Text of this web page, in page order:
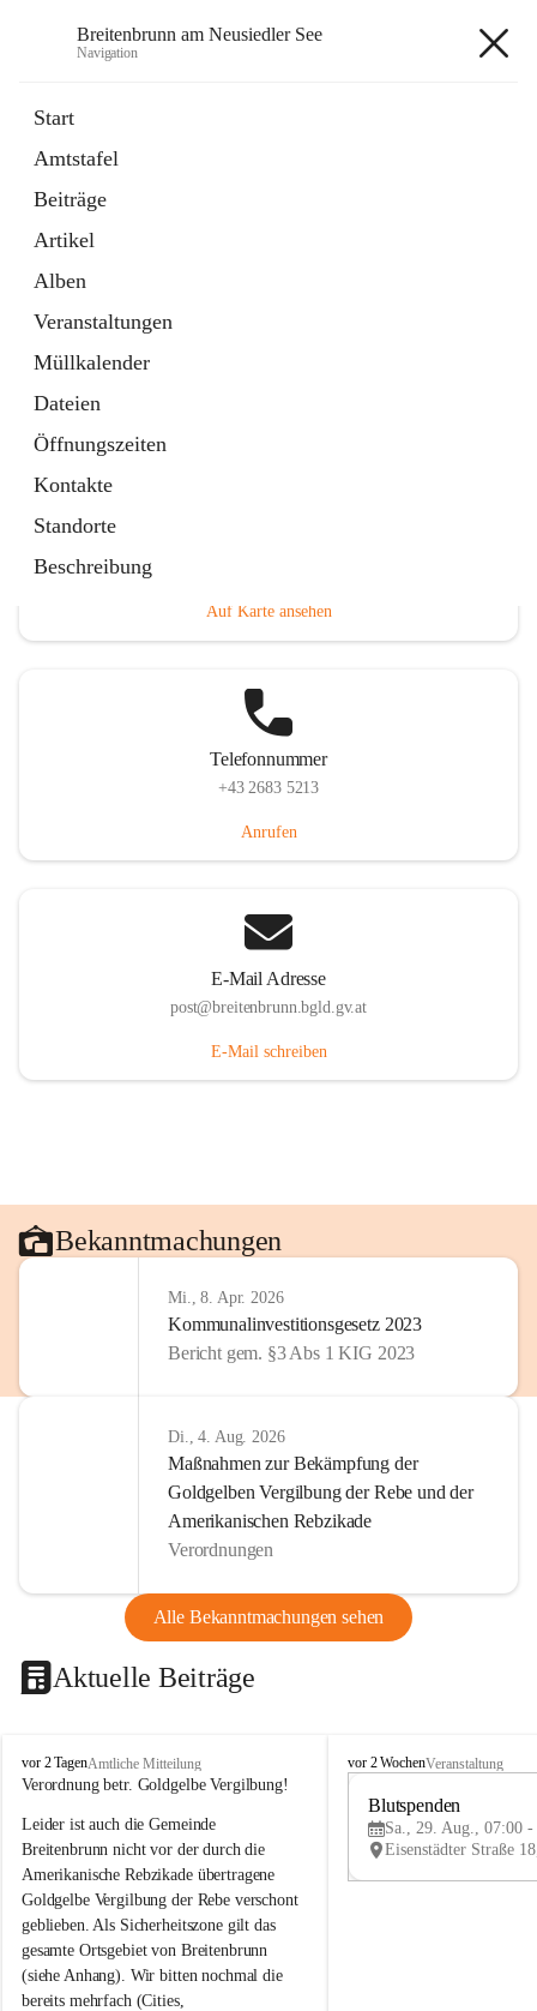
Breitenbrunn am Neusiedler See
Navigation
Start
Amtstafel
Beiträge
Artikel
Alben
Veranstaltungen
Müllkalender
Dateien
Öffnungszeiten
Kontakte
Standorte
Beschreibung
18 Schnellzugriffe
Gemeindeservice
Auf Karte ansehen
Telefonnummer
+43 2683 5213
Anrufen
E-Mail Adresse
post@breitenbrunn.bgld.gv.at
E-Mail schreiben
Bekanntmachungen
Mi., 8. Apr. 2026
Kommunalinvestitionsgesetz 2023
Bericht gem. §3 Abs 1 KIG 2023
Di., 4. Aug. 2026
Maßnahmen zur Bekämpfung der
Goldgelben Vergilbung der Rebe und der
Amerikanischen Rebzikade
Verordnungen
Alle Bekanntmachungen sehen
Aktuelle Beiträge
B
r
i
t
e
n
b
r
u
n
n
vor 2 TagenAmtliche Mitteilung
Verordnung betr. Goldgelbe Vergilbung!
Leider ist auch die Gemeinde
Breitenbrunn nicht vor der durch die
Amerikanische Rebzikade übertragene
Goldgelbe Vergilbung der Rebe verschont
geblieben. Als Sicherheitszone gilt das
gesamte Ortsgebiet von Breitenbrunn
(siehe Anhang). Wir bitten nochmal die
bereits mehrfach (Cities,
B
e
vor 2 WochenVeranstaltung
Blutspenden
Sa., 29. Aug., 07:00 -